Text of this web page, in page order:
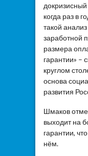
когда раз в
такой
заработной
размера
гарантии» –
круглом
основа
развития
Шмаков
выходит на
гарантии,
нём.